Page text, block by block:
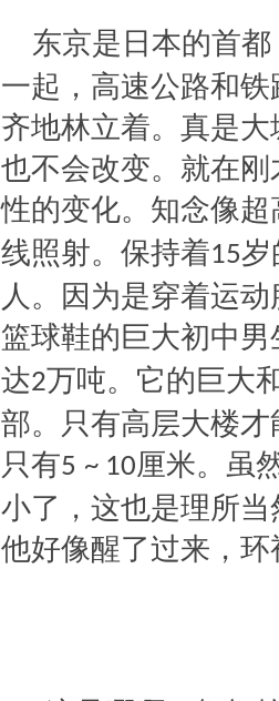
东京是 日本的首
一起，高速公路和
齐地林立着。真是
也不会改变。就在
性的变化。 知念像超
线照射。保持着15岁
人。因为是穿着运动
篮球鞋的巨大初中
达2万吨。它的巨大
部。只有高层大楼
只有5 ~ 10厘米。虽
小了，这也是理所
他好像醒了过来，